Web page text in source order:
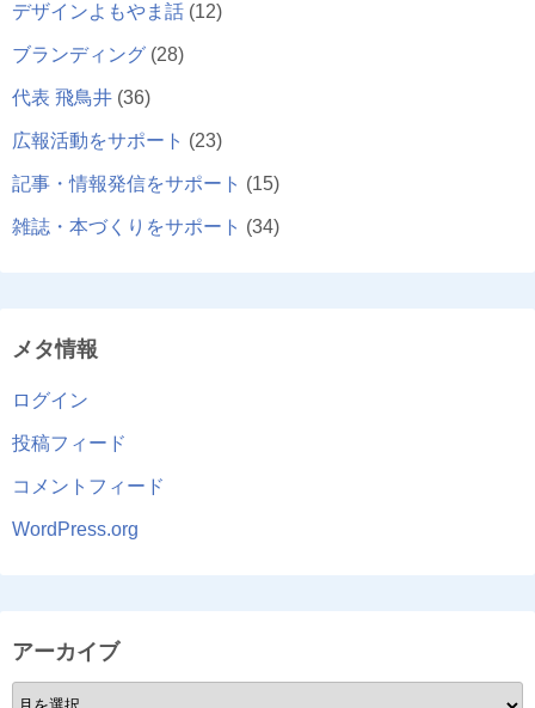
デザインよもやま話 (12)
ブランディング (28)
代表 飛鳥井 (36)
広報活動をサポート (23)
記事・情報発信をサポート (15)
雑誌・本づくりをサポート (34)
メタ情報
ログイン
投稿フィード
コメントフィード
WordPress.org
アーカイブ
ア